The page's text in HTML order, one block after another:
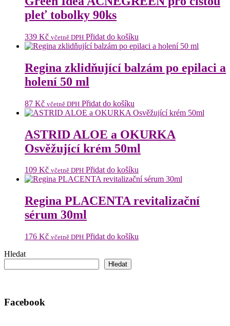
pleť tobolky 90ks
339 Kč včetně DPH Přidat do košíku
Regina zklidňující balzám po epilaci a
holení 50 ml
87 Kč včetně DPH Přidat do košíku
ASTRID ALOE a OKURKA
Osvěžující krém 50ml
109 Kč včetně DPH Přidat do košíku
Regina PLACENTA revitalizační
sérum 30ml
176 Kč včetně DPH Přidat do košíku
Hledat
Hledat
Facebook